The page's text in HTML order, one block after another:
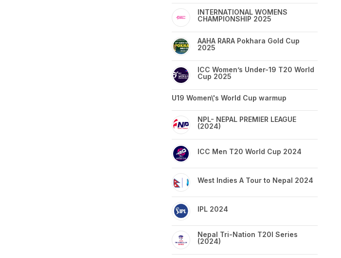
INTERNATIONAL WOMENS
CHAMPIONSHIP 2025
AAHA RARA Pokhara Gold Cup
2025
ICC Women’s Under-19 T20 World
Cup 2025
U19 Women\'s World Cup warmup
NPL- NEPAL PREMIER LEAGUE
(2024)
ICC Men T20 World Cup 2024
West Indies A Tour to Nepal 2024
IPL 2024
Nepal Tri-Nation T20I Series
(2024)